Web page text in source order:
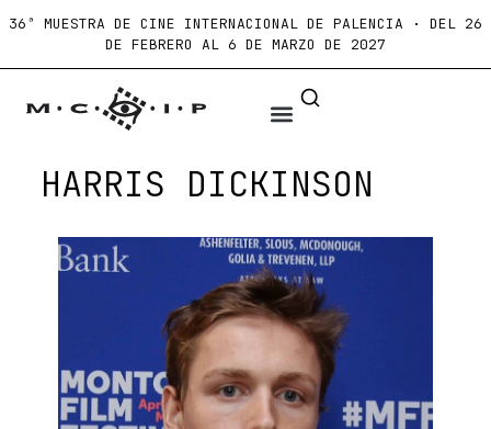
36ª MUESTRA DE CINE INTERNACIONAL DE PALENCIA · DEL 26
DE FEBRERO AL 6 DE MARZO DE 2027
HARRIS DICKINSON